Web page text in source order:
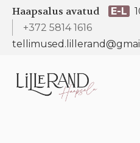
Haapsalus avatud E-L
+372 5814 1616